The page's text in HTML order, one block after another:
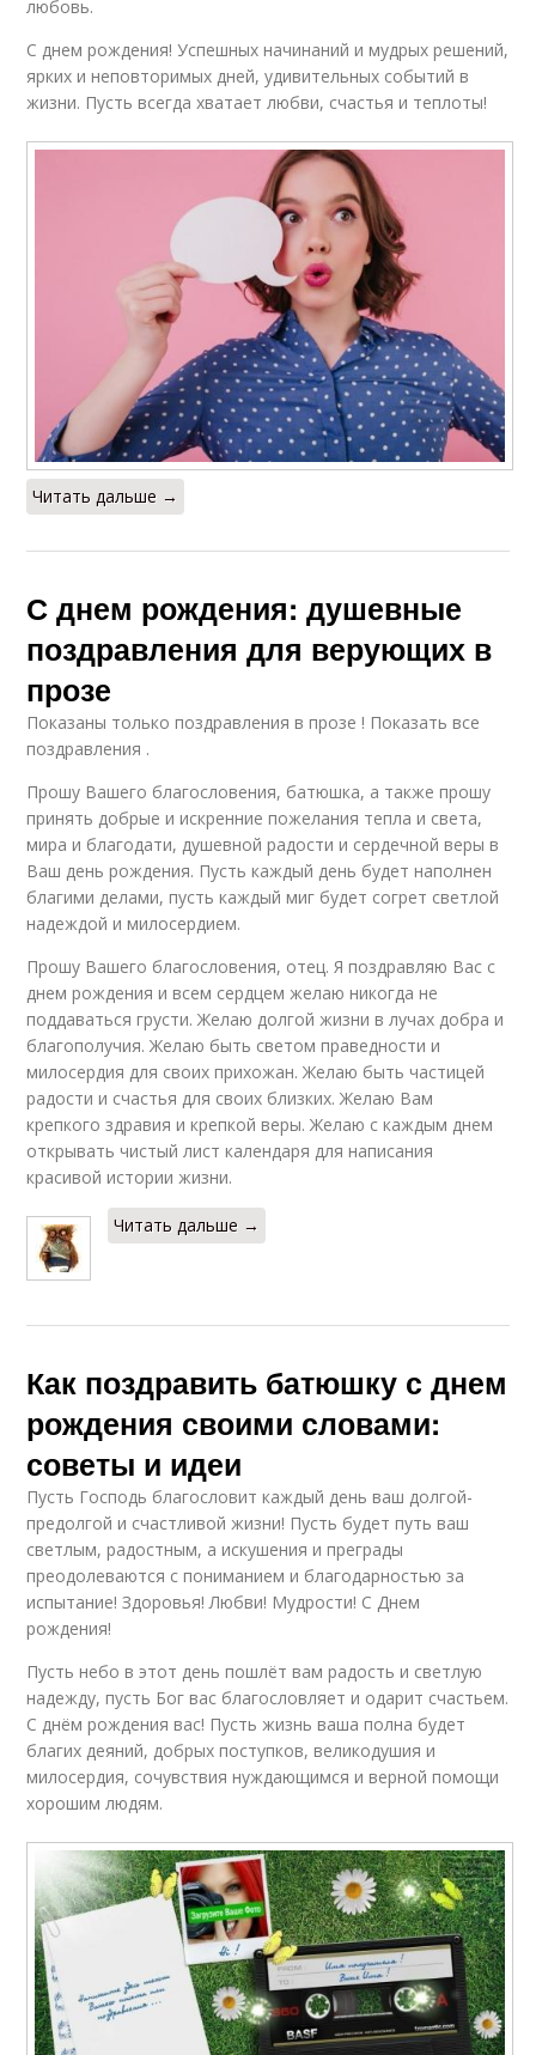
любовь.
С днем рождения! Успешных начинаний и мудрых решений,
ярких и неповторимых дней, удивительных событий в
жизни. Пусть всегда хватает любви, счастья и теплоты!
Читать дальше →
С днем рождения: душевные
поздравления для верующих в
прозе
Показаны только поздравления в прозе ! Показать все
поздравления .
Прошу Вашего благословения, батюшка, а также прошу
принять добрые и искренние пожелания тепла и света,
мира и благодати, душевной радости и сердечной веры в
Ваш день рождения. Пусть каждый день будет наполнен
благими делами, пусть каждый миг будет согрет светлой
надеждой и милосердием.
Прошу Вашего благословения, отец. Я поздравляю Вас с
днем рождения и всем сердцем желаю никогда не
поддаваться грусти. Желаю долгой жизни в лучах добра и
благополучия. Желаю быть светом праведности и
милосердия для своих прихожан. Желаю быть частицей
радости и счастья для своих близких. Желаю Вам
крепкого здравия и крепкой веры. Желаю с каждым днем
открывать чистый лист календаря для написания
красивой истории жизни.
Читать дальше →
Как поздравить батюшку с днем
рождения своими словами:
советы и идеи
Пусть Господь благословит каждый день ваш долгой-
предолгой и счастливой жизни! Пусть будет путь ваш
светлым, радостным, а искушения и преграды
преодолеваются с пониманием и благодарностью за
испытание! Здоровья! Любви! Мудрости! С Днем
рождения!
Пусть небо в этот день пошлёт вам радость и светлую
надежду, пусть Бог вас благословляет и одарит счастьем.
С днём рождения вас! Пусть жизнь ваша полна будет
благих деяний, добрых поступков, великодушия и
милосердия, сочувствия нуждающимся и верной помощи
хорошим людям.